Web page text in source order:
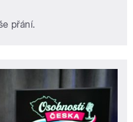
přání.